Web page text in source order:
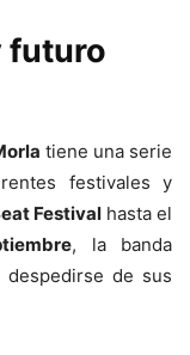
futuro
tiene una serie
festivales y
Festivalhasta el
, la banda
despedirse de sus